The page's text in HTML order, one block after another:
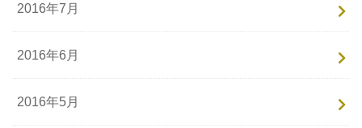
2016年7月
2016年6月
2016年5月